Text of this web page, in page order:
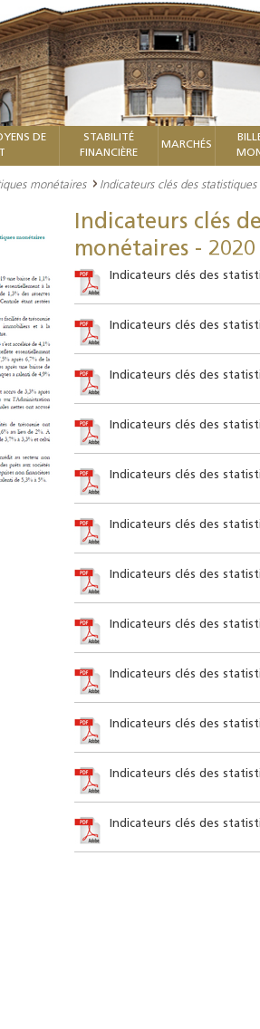
DE
STABILITÉ
FINANCIÈRE
MARCHÉS
monétaires Indicateurs clés des
Indicateurs clés
monétaires - 2020
Indicateurs clés des
Indicateurs clés des
Indicateurs clés des
Indicateurs clés des
Indicateurs clés des
Indicateurs clés des
Indicateurs clés des
Indicateurs clés des
Indicateurs clés des
Indicateurs clés des
Indicateurs clés des
Indicateurs clés des